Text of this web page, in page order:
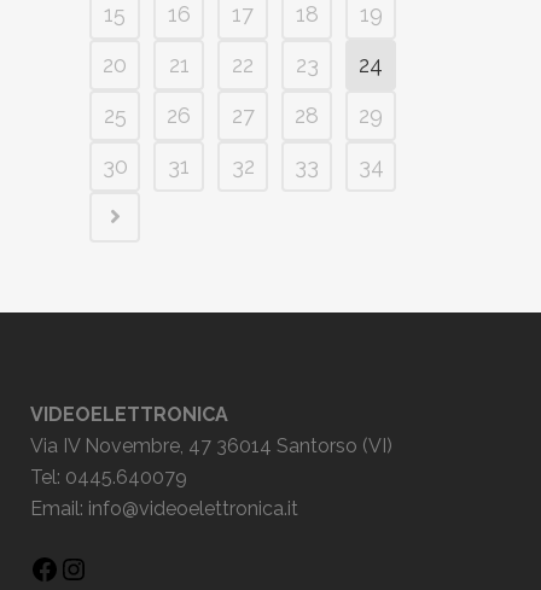
15
16 17 18
19
20
21 22 23
24
25
26 27 28
29
30
31 32 33 34
VIDEOELETTRONICA
Via IV Novembre, 47 36014 Santorso (VI)
Tel: 0445.640079
Email: info@videoelettronica.it